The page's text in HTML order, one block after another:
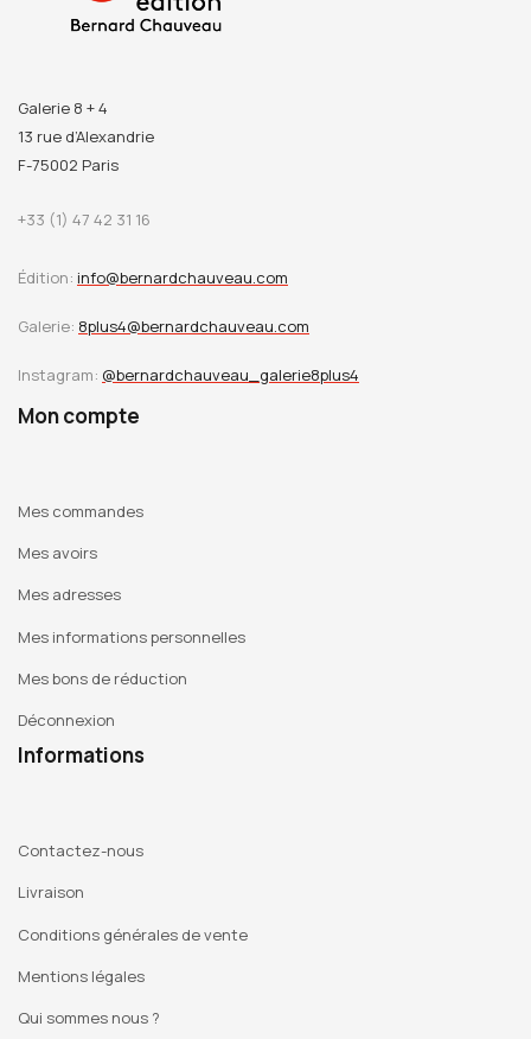
Galerie 8 + 4
13 rue d’Alexandrie
F-75002 Paris
+33 (1) 47 42 31 16
Édition: info@bernardchauveau.com
Galerie: 8plus4@bernardchauveau.com
Instagram: @bernardchauveau_galerie8plus4
Mon compte
Mes commandes
Mes avoirs
Mes adresses
Mes informations personnelles
Mes bons de réduction
Déconnexion
Informations
Contactez-nous
Livraison
Conditions générales de vente
Mentions légales
Qui sommes nous ?